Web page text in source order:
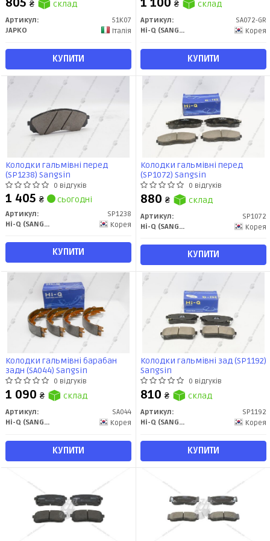
JAPKO
805 ₴ склад
Артикул:
51K07
JAPKO
Італія
КУПИТИ
1 100 ₴ склад
Артикул:
SA072-GR
Hi-Q (SANGSIN)
Корея
КУПИТИ
Колодки гальмівні перед
(SP1238) Sangsin
0 відгуків
1 405 ₴ сьогодні
Артикул:
SP1238
Hi-Q (SANGSIN)
Корея
КУПИТИ
Колодки гальмівні перед
(SP1072) Sangsin
0 відгуків
880 ₴ склад
Артикул:
SP1072
Hi-Q (SANGSIN)
Корея
КУПИТИ
Колодки гальмівні барабан
задн (SA044) Sangsin
0 відгуків
1 090 ₴ склад
Артикул:
SA044
Hi-Q (SANGSIN)
Корея
КУПИТИ
Колодки гальмівні зад (SP1192)
Sangsin
0 відгуків
810 ₴ склад
Артикул:
SP1192
Hi-Q (SANGSIN)
Корея
КУПИТИ